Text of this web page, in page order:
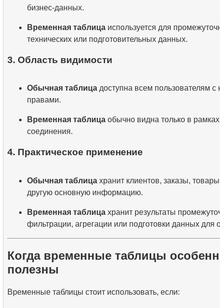
бизнес-данных.
Временная таблица используется для
технических или подготовительных данных.
3. Область видимости
Обычная таблица доступна всем пользователям
правами.
Временная таблица обычно видна только в
соединения.
4. Практическое применение
Обычная таблица хранит клиентов, заказы,
другую основную информацию.
Временная таблица хранит результаты
фильтрации, агрегации или подготовки данных для
Когда временные таблицы
полезны
Временные таблицы стоит использовать, если: